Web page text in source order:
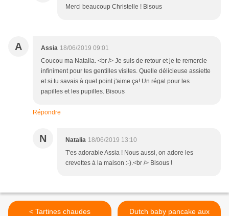
Merci beaucoup Christelle ! Bisous
A Assia 18/06/2019 09:01
Coucou ma Natalia. <br /> Je suis de retour et je te remercie
infiniment pour tes gentilles visites. Quelle délicieuse assiette
et si tu savais à quel point j'aime ça! Un régal pour les
papilles et les pupilles. Bisous
Répondre
N Natalia 18/06/2019 13:10
T'es adorable Assia ! Nous aussi, on adore les
crevettes à la maison :-).<br /> Bisous !
< Tartines chaudes
Dutch baby pancake aux